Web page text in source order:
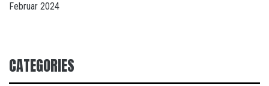
Februar 2024
CATEGORIES